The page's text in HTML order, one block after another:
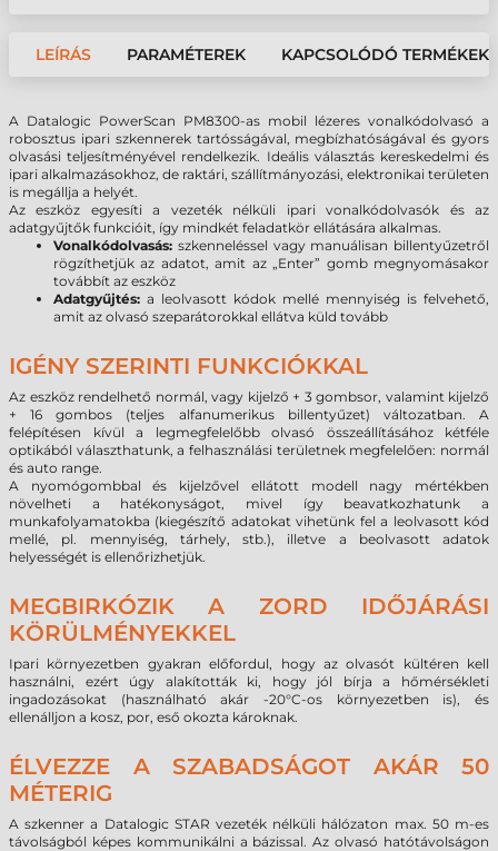
LEÍRÁS PARAMÉTEREK KAPCSOLÓDÓ TERMÉKEK
A Datalogic PowerScan PM8300-as mobil lézeres vonalkódolvasó a
robosztus ipari szkennerek tartósságával, megbízhatóságával és gyors
olvasási teljesítményével rendelkezik. Ideális választás kereskedelmi és
ipari alkalmazásokhoz, de raktári, szállítmányozási, elektronikai területen
is megállja a helyét.
Az eszköz egyesíti a vezeték nélküli ipari vonalkódolvasók és az
adatgyűjtők funkcióit, így mindkét feladatkör ellátására alkalmas.
Vonalkódolvasás: szkenneléssel vagy manuálisan billentyűzetről
rögzíthetjük az adatot, amit az „Enter” gomb megnyomásakor
továbbít az eszköz
Adatgyűjtés: a leolvasott kódok mellé mennyiség is felvehető,
amit az olvasó szeparátorokkal ellátva küld tovább
IGÉNY SZERINTI FUNKCIÓKKAL
Az eszköz rendelhető normál, vagy kijelző + 3 gombsor, valamint kijelző
+ 16 gombos (teljes alfanumerikus billentyűzet) változatban. A
felépítésen kívül a legmegfelelőbb olvasó összeállításához kétféle
optikából választhatunk, a felhasználási területnek megfelelően: normál
és auto range.
A nyomógombbal és kijelzővel ellátott modell nagy mértékben
növelheti a hatékonyságot, mivel így beavatkozhatunk a
munkafolyamatokba (kiegészítő adatokat vihetünk fel a leolvasott kód
mellé, pl. mennyiség, tárhely, stb.), illetve a beolvasott adatok
helyességét is ellenőrizhetjük.
MEGBIRKÓZIK A ZORD IDŐJÁRÁSI
KÖRÜLMÉNYEKKEL
Ipari környezetben gyakran előfordul, hogy az olvasót kültéren kell
használni, ezért úgy alakították ki, hogy jól bírja a hőmérsékleti
ingadozásokat (használható akár -20°C-os környezetben is), és
ellenálljon a kosz, por, eső okozta károknak.
ÉLVEZZE A SZABADSÁGOT AKÁR 50
MÉTERIG
A szkenner a Datalogic STAR vezeték nélküli hálózaton max. 50 m-es
távolságból képes kommunikálni a bázissal. Az olvasó hatótávolságon